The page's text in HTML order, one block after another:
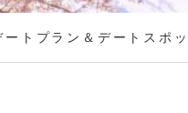
トプラン＆デートスポ